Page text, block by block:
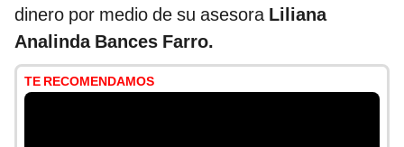
dinero por medio de su asesora Liliana
Analinda Bances Farro.
TE RECOMENDAMOS